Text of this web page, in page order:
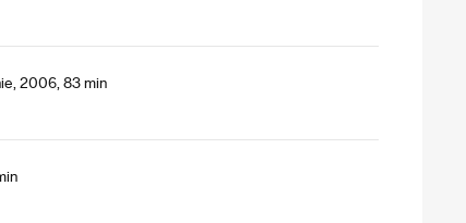
2006, 83 min